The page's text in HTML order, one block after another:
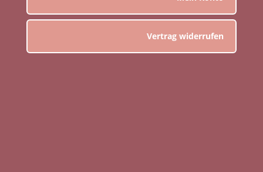
Vertrag widerrufen